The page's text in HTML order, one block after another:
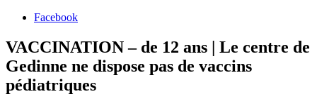
Facebook
VACCINATION – de 12 ans | Le centre de
Gedinne ne dispose pas de vaccins
pédiatriques